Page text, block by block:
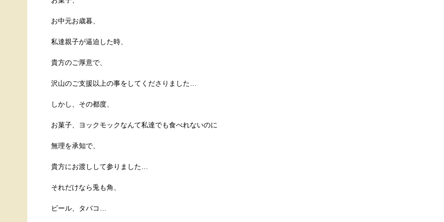
お中元お歳暮、
私達親子が逼迫した時、
貴方のご厚意で、
沢山のご支援以上の事をしてくださりました…
しかし、その都度、
お菓子、ヨックモックなんて私達でも食べれないのに
無理を承知で、
貴方にお渡しして参りました…
それだけなら兎も角、
ビール、タバコ…